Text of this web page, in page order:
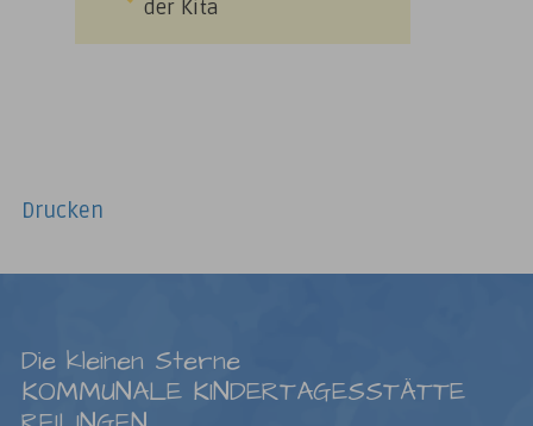
der Kita
Drucken
Die kleinen Sterne
KOMMUNALE KINDERTAGESSTÄTTE